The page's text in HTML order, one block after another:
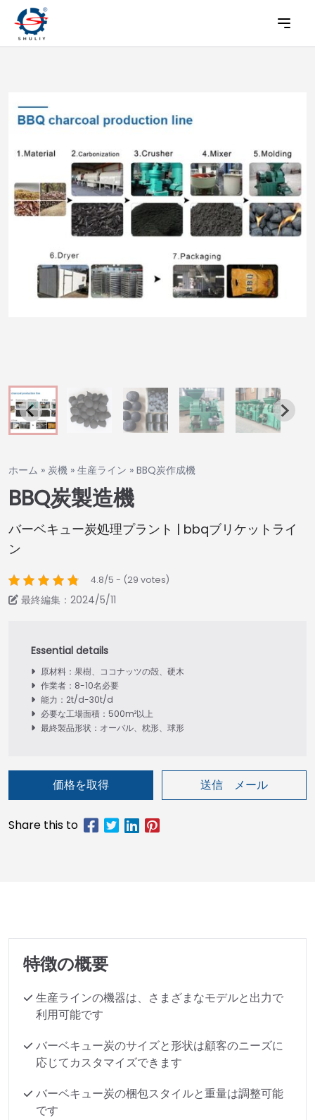
ホーム » 炭機 » 生産ライン » BBQ炭作成機
BBQ炭製造機
バーベキュー炭処理プラント | bbqブリケットライ
ン
4.8/5 - (29 votes)
最終編集：2024/5/11
原材料：果樹、ココナッツの殻、硬木
作業者：8-10名必要
能力：2t/d-30t/d
必要な工場面積：500m²以上
最終製品形状：オーバル、枕形、球形
価格を取得 送信 メール
特徴の概要
生産ラインの機器は、さまざまなモデルと出力で
利用可能です
バーベキュー炭のサイズと形状は顧客のニーズに
応じてカスタマイズできます
バーベキュー炭の梱包スタイルと重量は調整可能
です